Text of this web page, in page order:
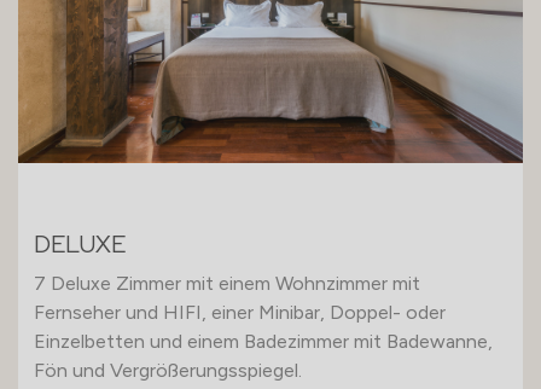
DELUXE
7 Deluxe Zimmer mit einem Wohnzimmer mit
Fernseher und HIFI, einer Minibar, Doppel- oder
Einzelbetten und einem Badezimmer mit Badewanne,
Fön und Vergrößerungsspiegel.